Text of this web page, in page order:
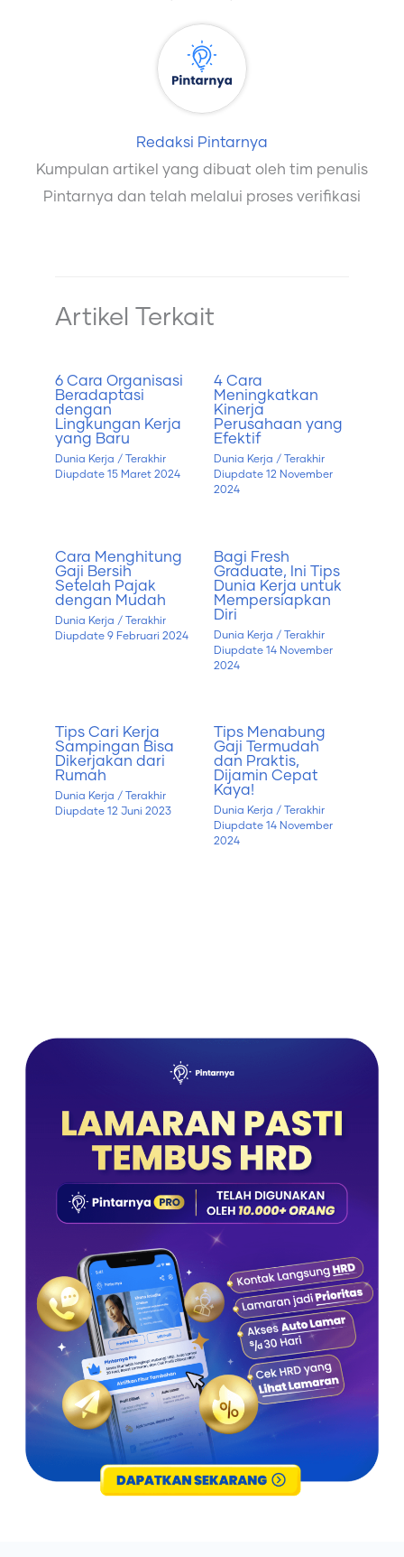
Redaksi Pintarnya
Kumpulan artikel yang dibuat oleh tim penulis
Pintarnya dan telah melalui proses verifikasi
Artikel Terkait
6 Cara Organisasi
Beradaptasi
dengan
Lingkungan Kerja
yang Baru
Dunia Kerja / Terakhir
Diupdate 15 Maret 2024
4 Cara
Meningkatkan
Kinerja
Perusahaan yang
Efektif
Dunia Kerja / Terakhir
Diupdate12 November
2024
Cara Menghitung
Gaji Bersih
Setelah Pajak
dengan Mudah
Dunia Kerja / Terakhir
Diupdate 9 Februari 2024
Bagi Fresh
Graduate, Ini Tips
Dunia Kerja untuk
Mempersiapkan
Diri
Dunia Kerja / Terakhir
Diupdate14 November
2024
Tips Cari Kerja
Sampingan Bisa
Dikerjakan dari
Rumah
Dunia Kerja / Terakhir
Diupdate 12 Juni 2023
Tips Menabung
Gaji Termudah
dan Praktis,
Dijamin Cepat
Kaya!
Dunia Kerja / Terakhir
Diupdate14 November
2024